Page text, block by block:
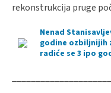
rekonstrukcija pruge
Nenad
godine ozbiljnijih
radiće se 3 ipo